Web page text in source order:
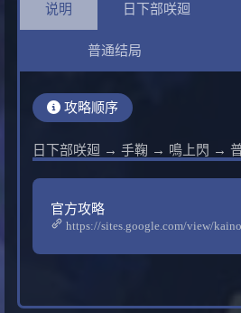
说明 日下部咲廻
普通结局
攻略顺序
日下部咲廻 → 手鞠 → 鳴上閃 →
官方攻略
https://sites.google.com/view/